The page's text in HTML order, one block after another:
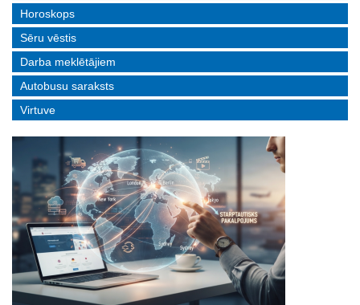
Horoskops
Sēru vēstis
Darba meklētājiem
Autobusu saraksts
Virtuve